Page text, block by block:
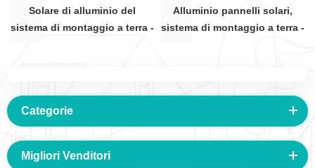
Solare di alluminio del
sistema di montaggio a terra -
Alluminio pannelli solari,
sistema di montaggio a terra -
Categorie
Migliori Venditori